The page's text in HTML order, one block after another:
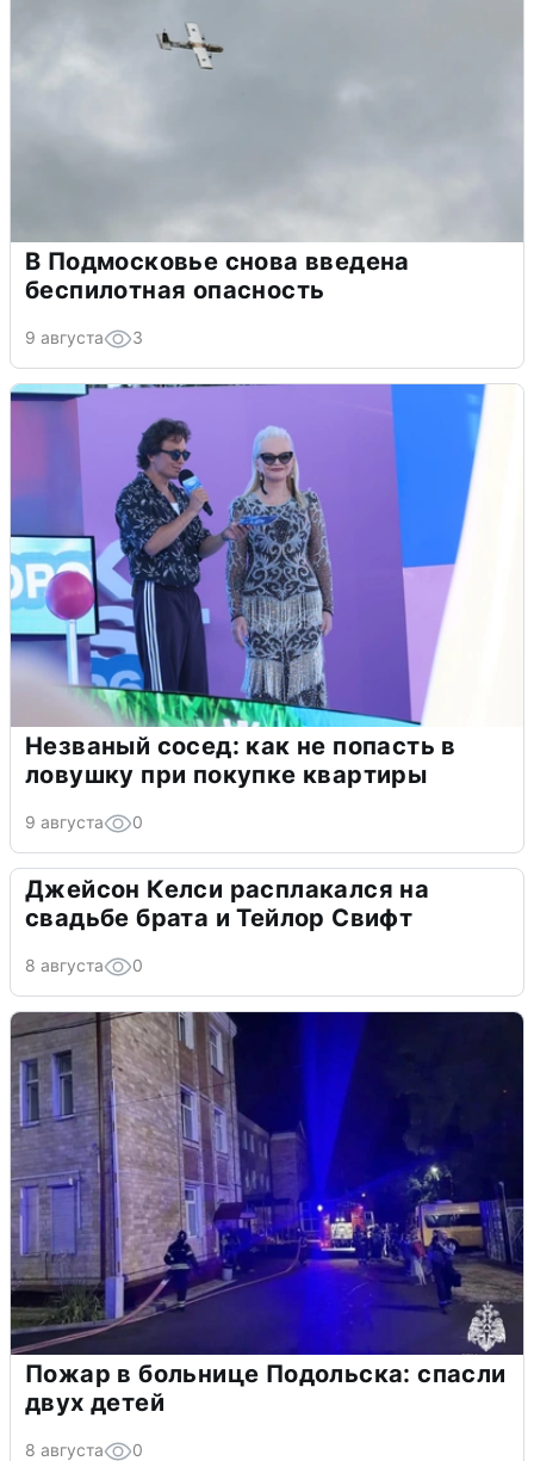
В Подмосковье снова введена
беспилотная опасность
9 августа 3
Незваный сосед: как не попасть в
ловушку при покупке квартиры
9 августа 0
Джейсон Келси расплакался на
свадьбе брата и Тейлор Свифт
8 августа 0
Пожар в больнице Подольска: спасли
двух детей
8 августа 0